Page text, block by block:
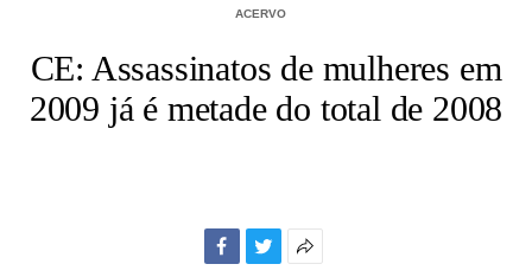
ACERVO
CE: Assassinatos de mulheres em
2009 já é metade do total de 2008